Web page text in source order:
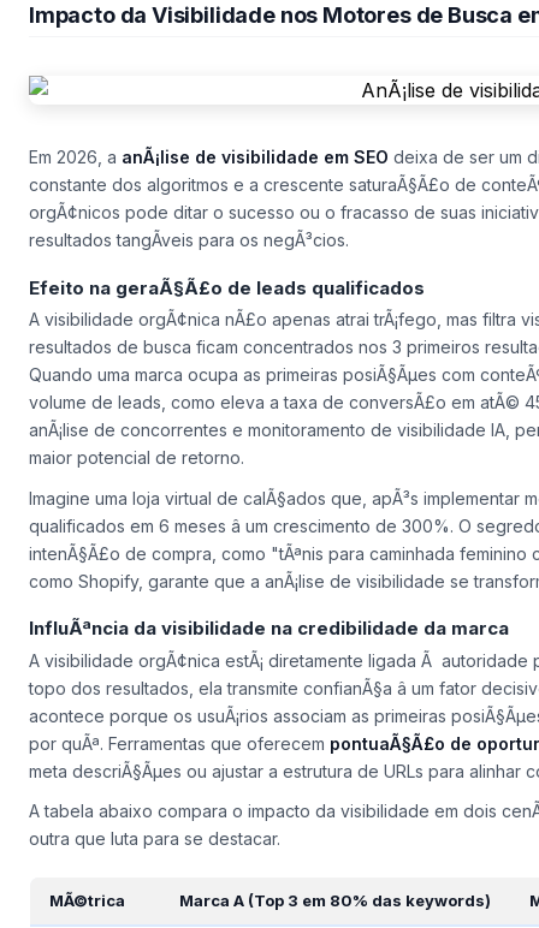
Impacto da Visibilidade nos Motores de Busca
Em 2026, a anÃ¡lise de visibilidade em SEO deixa de ser um
constante dos algoritmos e a crescente saturaÃ§Ã£o de
orgÃ¢nicos pode ditar o sucesso ou o fracasso de suas
resultados tangÃ­veis para os negÃ³cios.
Efeito na geraÃ§Ã£o de leads qualificados
A visibilidade orgÃ¢nica nÃ£o apenas atrai trÃ¡fego, mas filtra
resultados de busca ficam concentrados nos 3 primeiros
Quando uma marca ocupa as primeiras posiÃ§Ãµes com
volume de leads, como eleva a taxa de conversÃ£o em atÃ©
anÃ¡lise de concorrentes e monitoramento de visibilidade IA,
maior potencial de retorno.
Imagine uma loja virtual de calÃ§ados que, apÃ³s
qualificados em 6 meses â um crescimento de 300%. O
intenÃ§Ã£o de compra, como "tÃªnis para caminhada
como Shopify, garante que a anÃ¡lise de visibilidade se
InfluÃªncia da visibilidade na credibilidade da marca
A visibilidade orgÃ¢nica estÃ¡ diretamente ligada Ã
topo dos resultados, ela transmite confianÃ§a â um fator
acontece porque os usuÃ¡rios associam as primeiras
por quÃª. Ferramentas que oferecem pontuaÃ§Ã£o de
meta descriÃ§Ãµes ou ajustar a estrutura de URLs para alinhar
A tabela abaixo compara o impacto da visibilidade em dois
outra que luta para se destacar.
MÃ©trica Marca A (Top 3 em 80% das keywords)